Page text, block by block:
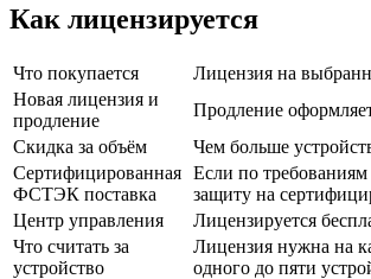
Как лицензируется
Что покупается
Лицензия на
Новая лицензия и
продление
Продление
Скидка за объём
Чем больше
Сертифицированная
ФСТЭК поставка
Если по
защиту на
Центр управления
Лицензируется
Что считать за
устройство
Лицензия нужна на
одного до пяти